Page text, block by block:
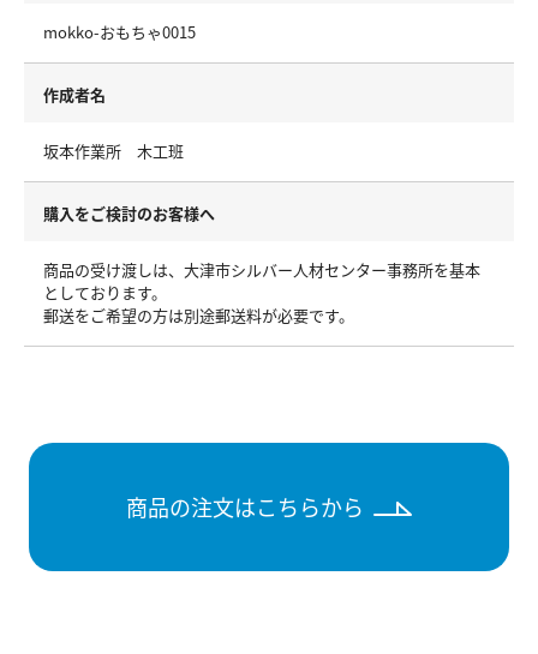
mokko-おもちゃ0015
作成者名
坂本作業所 木工班
購入をご検討のお客様へ
商品の受け渡しは、大津市シルバー人材センター事務所を基本
としております。
郵送をご希望の方は別途郵送料が必要です。
商品の注文はこちらから